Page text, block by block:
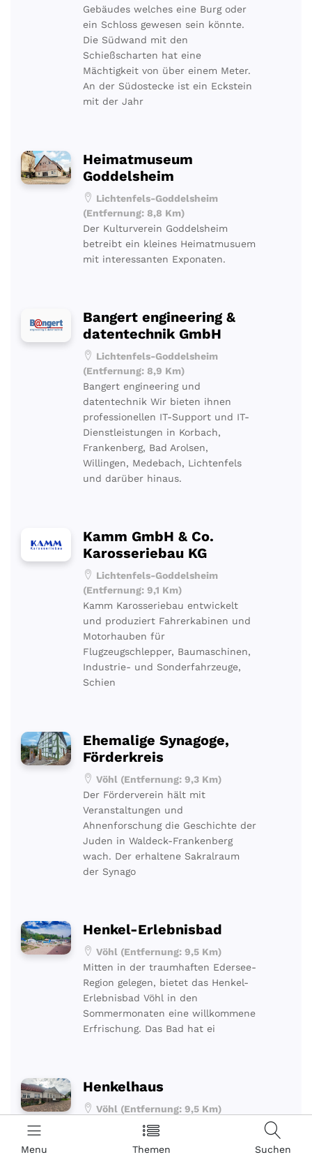
Menu Themen Suchen
Gebäudes welches eine Burg oder
ein Schloss gewesen sein könnte.
Die Südwand mit den
Schießscharten hat eine
Mächtigkeit von über einem Meter.
An der Südostecke ist ein Eckstein
mit der Jahr
Heimatmuseum
Goddelsheim
Lichtenfels-Goddelsheim
(Entfernung: 8,8 Km)
Der Kulturverein Goddelsheim
betreibt ein kleines Heimatmusuem
mit interessanten Exponaten.
Bangert engineering &
datentechnik GmbH
Lichtenfels-Goddelsheim
(Entfernung: 8,9 Km)
Bangert engineering und
datentechnik Wir bieten ihnen
professionellen IT-Support und IT-
Dienstleistungen in Korbach,
Frankenberg, Bad Arolsen,
Willingen, Medebach, Lichtenfels
und darüber hinaus.
Kamm GmbH & Co.
Karosseriebau KG
Lichtenfels-Goddelsheim
(Entfernung: 9,1 Km)
Kamm Karosseriebau entwickelt
und produziert Fahrerkabinen und
Motorhauben für
Flugzeugschlepper, Baumaschinen,
Industrie- und Sonderfahrzeuge,
Schien
Ehemalige Synagoge,
Förderkreis
Vöhl (Entfernung: 9,3 Km)
Der Förderverein hält mit
Veranstaltungen und
Ahnenforschung die Geschichte der
Juden in Waldeck-Frankenberg
wach. Der erhaltene Sakralraum
der Synago
Henkel-Erlebnisbad
Vöhl (Entfernung: 9,5 Km)
Mitten in der traumhaften Edersee-
Region gelegen, bietet das Henkel-
Erlebnisbad Vöhl in den
Sommermonaten eine willkommene
Erfrischung. Das Bad hat ei
Henkelhaus
Vöhl (Entfernung: 9,5 Km)
Fritz Henkel - der Gründer des
Henkel Konzerns wurde in Vöhl
geboren. Ihm zu Ehren wurde eine